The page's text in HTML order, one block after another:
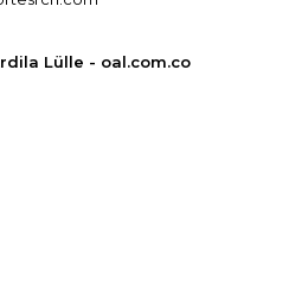
Lülle - oal.com.co